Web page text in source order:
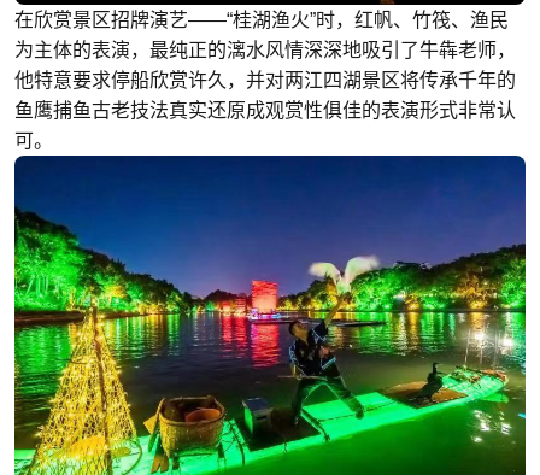
在欣赏景区招牌演艺——“桂湖渔火”时，红帆、竹筏、渔民
为主体的表演，最纯正的漓水风情深深地吸引了牛犇老师，
他特意要求停船欣赏许久，并对两江四湖景区将传承千年的
鱼鹰捕鱼古老技法真实还原成观赏性俱佳的表演形式非常认
可。